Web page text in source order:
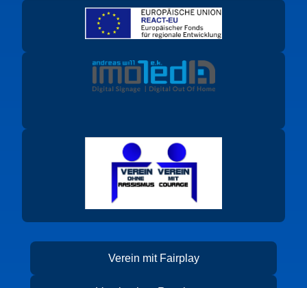
Verein mit Fairplay